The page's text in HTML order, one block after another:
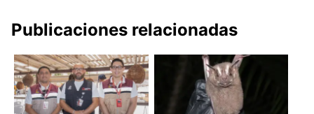
Publicaciones relacionadas